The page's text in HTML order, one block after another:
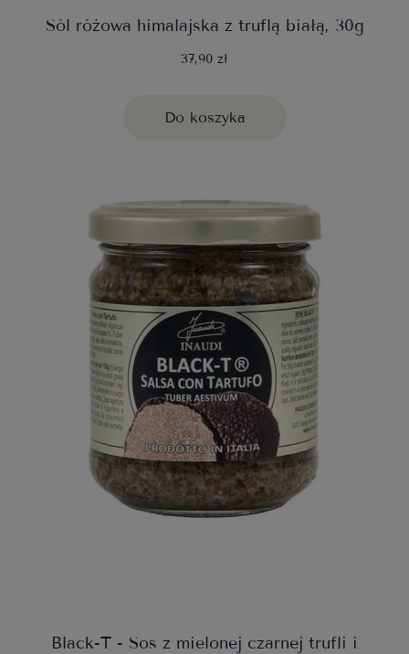
Sól różowa himalajska z truflą białą, 30g
37,90 zł
Do koszyka
Black-T - Sos z mielonej czarnej trufli i